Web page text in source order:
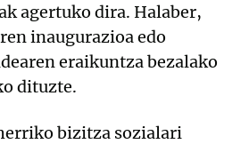
agertuko dira. Halaber,
inaugurazioa edo
eraikuntza bezalako
dituzte.
bizitza sozialari